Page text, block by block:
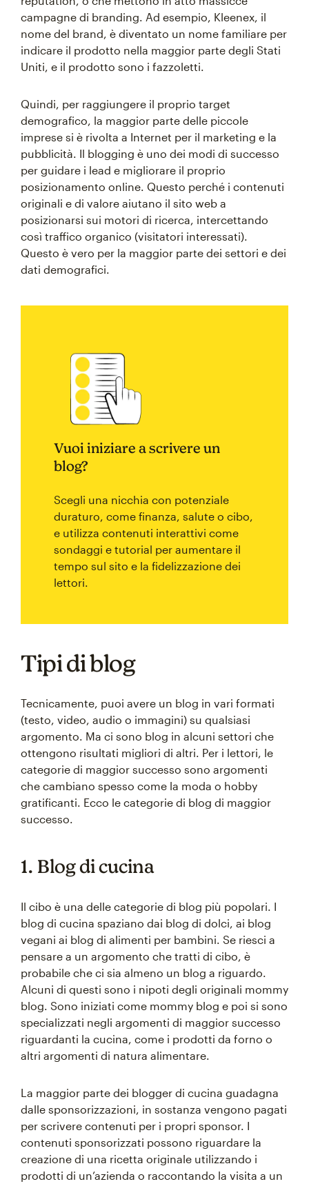
campagne di branding. Ad esempio, Kleenex, il
nome del brand, è diventato un nome familiare per
indicare il prodotto nella maggior parte degli Stati
Uniti, e il prodotto sono i fazzoletti.
Quindi, per raggiungere il proprio target
demografico, la maggior parte delle piccole
imprese si è rivolta a Internet per il marketing e la
pubblicità. Il blogging è uno dei modi di successo
per guidare i lead e migliorare il proprio
posizionamento online. Questo perché i contenuti
originali e di valore aiutano il sito web a
posizionarsi sui motori di ricerca, intercettando
così traffico organico (visitatori interessati).
Questo è vero per la maggior parte dei settori e dei
dati demografici.
Vuoi iniziare a scrivere un
blog?
Scegli una nicchia con potenziale
duraturo, come finanza, salute o cibo,
e utilizza contenuti interattivi come
sondaggi e tutorial per aumentare il
tempo sul sito e la fidelizzazione dei
lettori.
Tipi di blog
Tecnicamente, puoi avere un blog in vari formati
(testo, video, audio o immagini) su qualsiasi
argomento. Ma ci sono blog in alcuni settori che
ottengono risultati migliori di altri. Per i lettori, le
categorie di maggior successo sono argomenti
che cambiano spesso come la moda o hobby
gratificanti. Ecco le categorie di blog di maggior
successo.
1. Blog di cucina
Il cibo è una delle categorie di blog più popolari. I
blog di cucina spaziano dai blog di dolci, ai blog
vegani ai blog di alimenti per bambini. Se riesci a
pensare a un argomento che tratti di cibo, è
probabile che ci sia almeno un blog a riguardo.
Alcuni di questi sono i nipoti degli originali mommy
blog. Sono iniziati come mommy blog e poi si sono
specializzati negli argomenti di maggior successo
riguardanti la cucina, come i prodotti da forno o
altri argomenti di natura alimentare.
La maggior parte dei blogger di cucina guadagna
dalle sponsorizzazioni, in sostanza vengono pagati
per scrivere contenuti per i propri sponsor. I
contenuti sponsorizzati possono riguardare la
creazione di una ricetta originale utilizzando i
prodotti di un’azienda o raccontando la visita a un